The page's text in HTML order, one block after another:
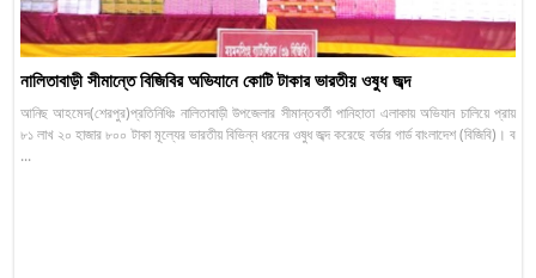
নালিতাবাড়ী সীমান্তে বিজিবির অভিযানে কোটি টাকার ভারতীয় ওষুধ জব্দ
আনিছ আহমেদ(শেরপুর)প্রতিনিধিঃ নালিতাবাড়ী উপজেলার সীমান্তবর্তী পানিহাতা এলাকায় অভিযান চালিয়ে প্রায়
৮১ লাখ ২০ হাজার ৮০০ টাকা মূল্যের ভারতীয় বিভিন্ন ধরনের ওষুধ জব্দ করেছে বর্ডার গার্ড বাংলাদেশ (বিজিবি)। ব
...